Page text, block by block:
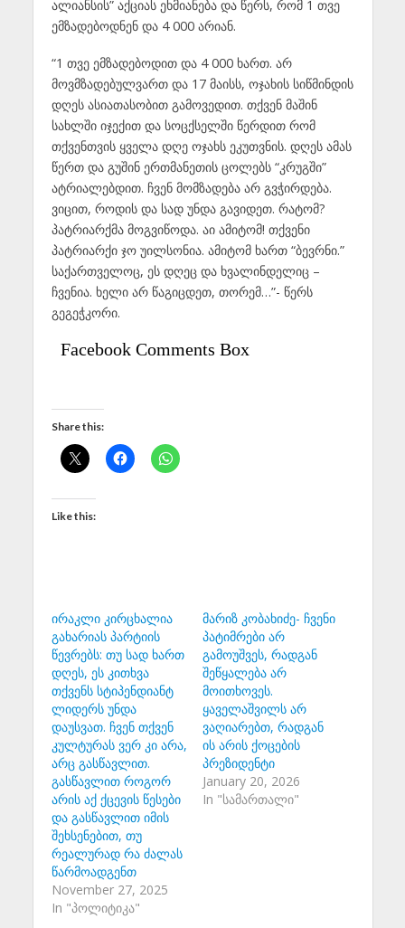
ალიანსის” აქციას ეხმიანება და წერს, რომ 1 თვე
ემზადებოდნენ და 4 000 არიან.
“1 თვე ემზადებოდით და 4 000 ხართ. არ
მოვმზადებულვართ და 17 მაისს, ოჯახის სიწმინდის
დღეს ასიათასობით გამოვედით. თქვენ მაშინ
სახლში იჯექით და სოცქსელში წერდით რომ
თქვენთვის ყველა დღე ოჯახს ეკუთვნის. დღეს ამას
წერთ და გუშინ ერთმანეთის ცოლებს “კრუგში”
ატრიალებდით. ჩვენ მომზადება არ გვჭირდება.
ვიცით, როდის და სად უნდა გავიდეთ. რატომ?
პატრიარქმა მოგვიწოდა. აი ამიტომ! თქვენი
პატრიარქი ჯო უილსონია. ამიტომ ხართ “ბევრნი.”
საქართველოც, ეს დღეც და ხვალინდელიც –
ჩვენია. ხელი არ წაგიცდეთ, თორემ…”- წერს
გეგეჭკორი.
Facebook Comments Box
Share this:
Like this:
ირაკლი კირცხალია
გახარიას პარტიის
წევრებს: თუ სად ხართ
დღეს, ეს კითხვა
თქვენს სტიპენდიანტ
ლიდერს უნდა
დაუსვათ. ჩვენ თქვენ
კულტურას ვერ კი არა,
არც გასწავლით.
გასწავლით როგორ
არის აქ ქცევის წესები
და გასწავლით იმის
შეხსენებით, თუ
რეალურად რა ძალას
წარმოადგენთ
November 27, 2025
In "პოლიტიკა"
მარიზ კობახიძე- ჩვენი
პატიმრები არ
გამოუშვეს, რადგან
შეწყალება არ
მოითხოვეს.
ყაველაშვილს არ
ვაღიარებთ, რადგან
ის არის ქოცების
პრეზიდენტი
January 20, 2026
In "სამართალი"